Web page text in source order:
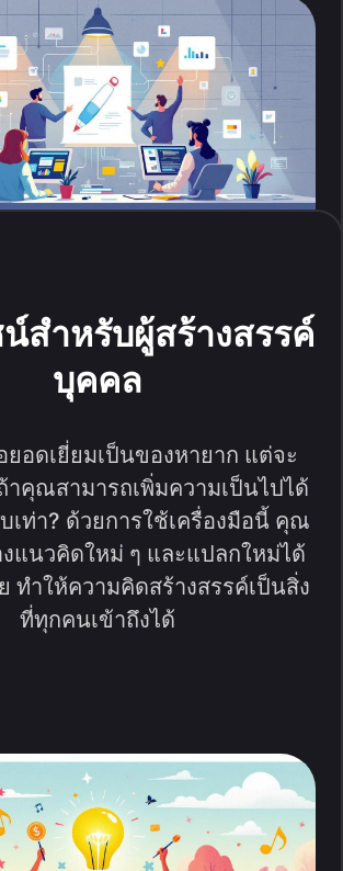
สำหรับผู้สร้างสรรค์
บุคคล
ยอดเยี่ยมเป็นของหายาก แต่จะ
าคุณสามารถเพิ่มความเป็นไปได้
เท่า? ด้วยการใช้เครื่องมือนี้ คุณ
แนวคิดใหม่ ๆ และแปลกใหม่ได้
ทำให้ความคิดสร้างสรรค์เป็นสิ่ง
ที่ทุกคนเข้าถึงได้